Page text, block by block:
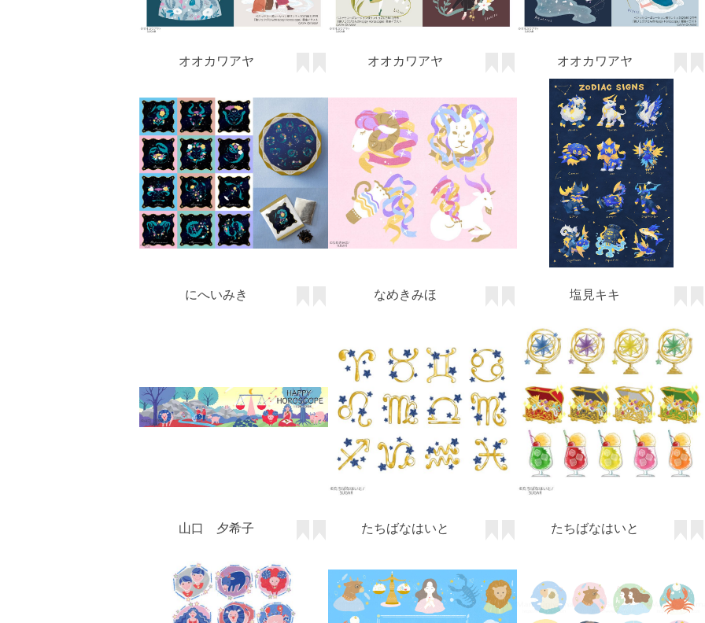
オオカワアヤ オオカワアヤ オオカワアヤ
にへいみき なめきみほ 塩見キキ
山口 夕希子 たちばなはいと たちばなはいと